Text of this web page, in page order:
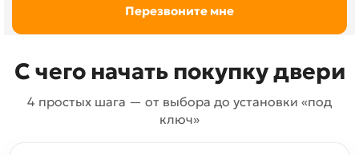
С чего начать покупку двери
4 простых шага — от выбора до установки «под
ключ»